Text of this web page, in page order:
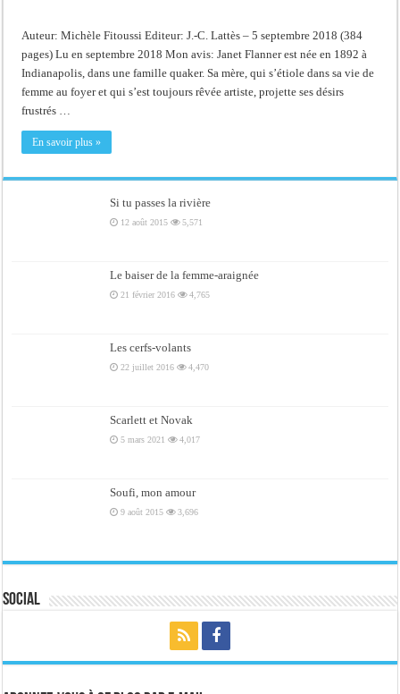
Auteur: Michèle Fitoussi Editeur: J.-C. Lattès – 5 septembre 2018 (384
pages) Lu en septembre 2018 Mon avis: Janet Flanner est née en 1892 à
Indianapolis, dans une famille quaker. Sa mère, qui s’étiole dans sa vie de
femme au foyer et qui s’est toujours rêvée artiste, projette ses désirs
frustrés …
En savoir plus »
Si tu passes la rivière
12 août 2015 5,571
Le baiser de la femme-araignée
21 février 2016 4,765
Les cerfs-volants
22 juillet 2016 4,470
Scarlett et Novak
5 mars 2021 4,017
Soufi, mon amour
9 août 2015 3,696
Social